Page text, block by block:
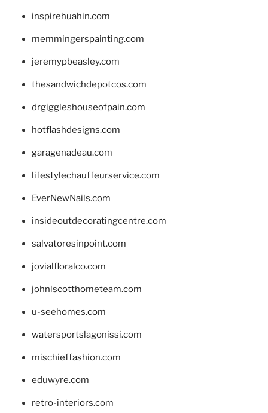
inspirehuahin.com
memmingerspainting.com
jeremypbeasley.com
thesandwichdepotcos.com
drgiggleshouseofpain.com
hotflashdesigns.com
garagenadeau.com
lifestylechauffeurservice.com
EverNewNails.com
insideoutdecoratingcentre.com
salvatoresinpoint.com
jovialfloralco.com
johnlscotthometeam.com
u-seehomes.com
watersportslagonissi.com
mischieffashion.com
eduwyre.com
retro-interiors.com